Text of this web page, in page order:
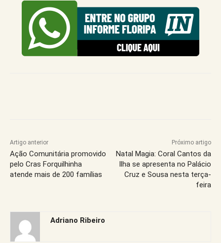
Artigo anterior
Ação Comunitária promovido
pelo Cras Forquilhinha
atende mais de 200 famílias
Próximo artigo
Natal Magia: Coral Cantos da
Ilha se apresenta no Palácio
Cruz e Sousa nesta terça-
feira
Adriano Ribeiro